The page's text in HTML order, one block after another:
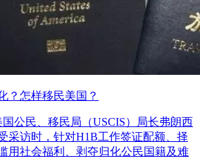
？怎样移民美国？
国公民、移民局（USCIS）局长弗朗西
采访时，针对H1B工作签证配额、择
用社会福利、剥夺归化公民国籍及难